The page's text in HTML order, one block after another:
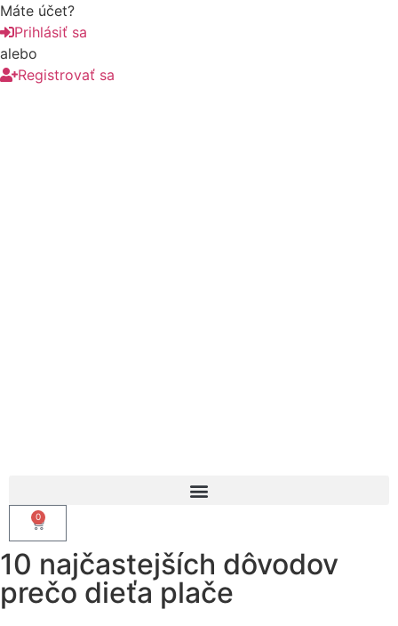
Máte účet?
Prihlásiť sa
alebo
Registrovať sa
0
10 najčastejších dôvodov
prečo dieťa plače